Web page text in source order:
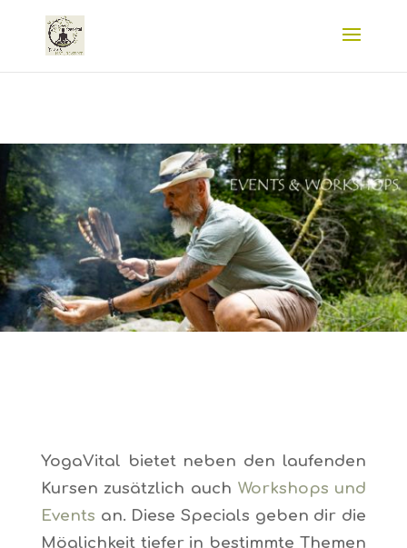
YogaVital bietet neben den laufenden
Kursen zusätzlich auch Workshops und
Events an. Diese Specials geben dir die
Möglichkeit tiefer in bestimmte Themen